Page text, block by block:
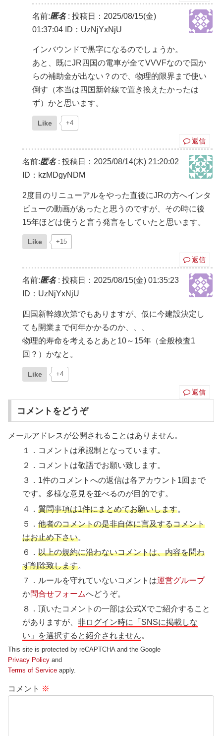
名前:匿名: 投稿日：2025/08/15(金)
01:37:04 ID：UzNjYxNjU
インバウンドで黒字になるのでしょうか。
あと、既にJR四国の電車が全てVVVFなので国か
らの補助金が出ない？ので、物理的限界まで使い
倒す（本当は四国新幹線で置き換えたかったは
ず）かと思います。
Like +4
返信
名前:匿名: 投稿日：2025/08/14(木) 21:20:02
ID：kzMDgyNDM
2度目のリニューアルをやった直後にJRの方へインタ
ビューの動画があったと思うのですが、その時に後
15年ほどは使うと言う発言をしていたと思います。
Like +15
返信
名前:匿名: 投稿日：2025/08/15(金) 01:35:23
ID：UzNjYxNjU
四国新幹線次第でもありますが、仮に今建設決定し
ても開業まで何年かかるのか、、、
物理的寿命を考えるとあと10～15年（全般検査1
回？）かなと。
Like +4
返信
コメントをどうぞ
メールアドレスが公開されることはありません。
１．コメントは承認制となっています。
２．コメントは敬語でお願い致します。
３．1件のコメントへの返信は各アカウント1回まで
です。多様な意見を並べるのが目的です。
４．質問事項は1件にまとめてお願いします。
５．他者のコメントの是非自体に言及するコメント
はお止め下さい。
６．以上の規約に沿わないコメントは、内容を問わ
ず削除致します。
７．ルールを守れていないコメントは運営グループ
か問合せフォームへどうぞ。
８．頂いたコメントの一部は公式Xでご紹介すること
がありますが、非ログイン時に「SNSに掲載しな
い」を選択すると紹介されません。
This site is protected by reCAPTCHA and the Google
Privacy Policy and
Terms of Service apply.
コメント ※